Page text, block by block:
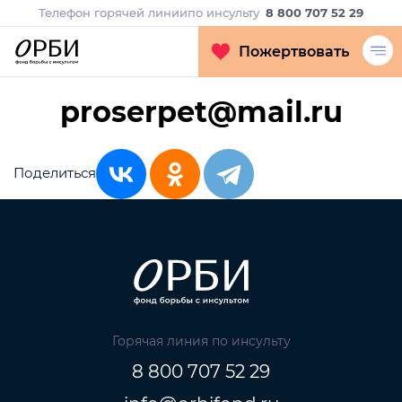
Телефон горячей линиипо инсульту 8 800 707 52 29
Пожертвовать
proserpet@mail.ru
Поделиться
Горячая линия по инсульту
8 800 707 52 29